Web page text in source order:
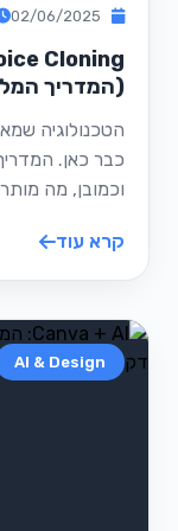
(המדריך
כבר כאן.
וכמובן, מה
קרא עוד
AI & Design